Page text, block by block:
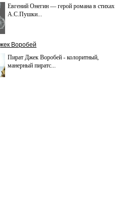
Евгений Онегин — герой романа в стихах
А.С.Пушки...
Воробей
Пират Джек Воробей - колоритный,
манерный пиратс...